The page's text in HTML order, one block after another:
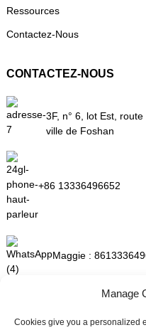
Ressources
Contactez-Nous
CONTACTEZ-NOUS
3F, n° 6, lot Est,
ville de Foshan
+86 13336496652
Maggie :
Manage
Cookies give you a personalized